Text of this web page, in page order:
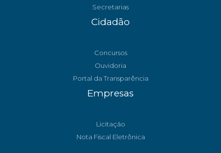
Secretarias
Cidadão
Concursos
Ouvidoria
Portal da Transparência
Empresas
Licitação
Nota Fiscal Eletrônica